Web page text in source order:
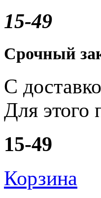
15-49
Срочный
С
Для этого
15-49
Корзина